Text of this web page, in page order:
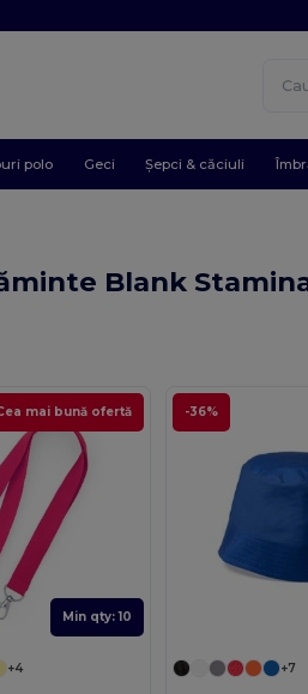
polo Geci Șepci & căciuli
Blank
mai bună ofertă
Min qty: 10
+4
-36%
+7